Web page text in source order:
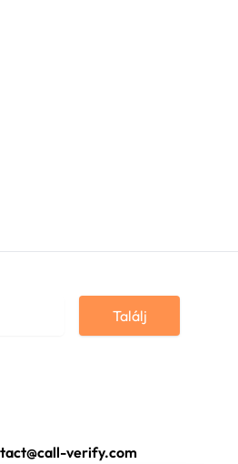
Találj
verify.com